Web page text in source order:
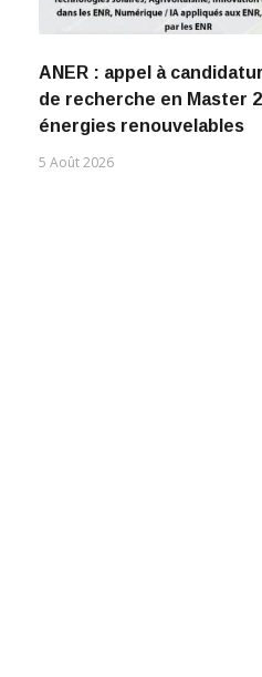
ANER : appel à
de recherche en Master
énergies renouvelables
5 Août 2026